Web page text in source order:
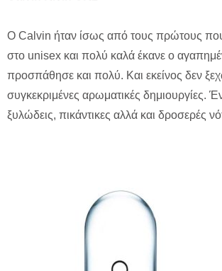
Ο Calvin ήταν ίσως από τους πρώτους
στο unisex και πολύ καλά έκανε ο
προσπάθησε και πολύ. Και εκείνος δεν
συγκεκριμένες αρωματικές δημιουργίες.
ξυλώδεις, πικάντικες αλλά και δροσερές